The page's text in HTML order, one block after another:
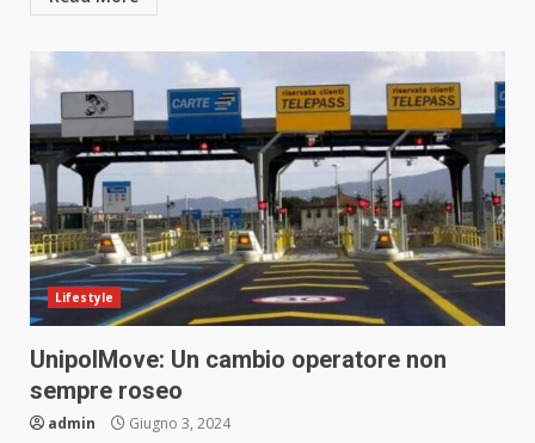
Lifestyle
UnipolMove: Un cambio operatore non
sempre roseo
admin Giugno 3, 2024